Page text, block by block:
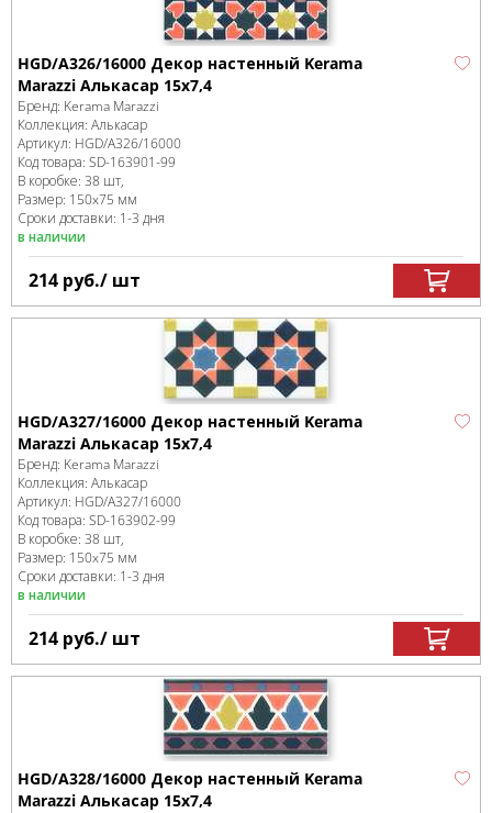
HGD/A326/16000 Декор настенный Kerama
Marazzi Алькасар 15x7,4
Бренд: Kerama Marazzi
Коллекция: Алькасар
Артикул: HGD/A326/16000
Код товара: SD-163901-99
В коробке: 38 шт,
Размер: 150x75 мм
Сроки доставки: 1-3 дня
в наличии
214 руб./ шт
HGD/A327/16000 Декор настенный Kerama
Marazzi Алькасар 15x7,4
Бренд: Kerama Marazzi
Коллекция: Алькасар
Артикул: HGD/A327/16000
Код товара: SD-163902-99
В коробке: 38 шт,
Размер: 150x75 мм
Сроки доставки: 1-3 дня
в наличии
214 руб./ шт
HGD/A328/16000 Декор настенный Kerama
Marazzi Алькасар 15x7,4